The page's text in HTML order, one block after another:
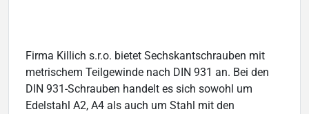
Firma Killich s.r.o. bietet Sechskantschrauben mit
metrischem Teilgewinde nach DIN 931 an. Bei den
DIN 931-Schrauben handelt es sich sowohl um
Edelstahl A2, A4 als auch um Stahl mit den